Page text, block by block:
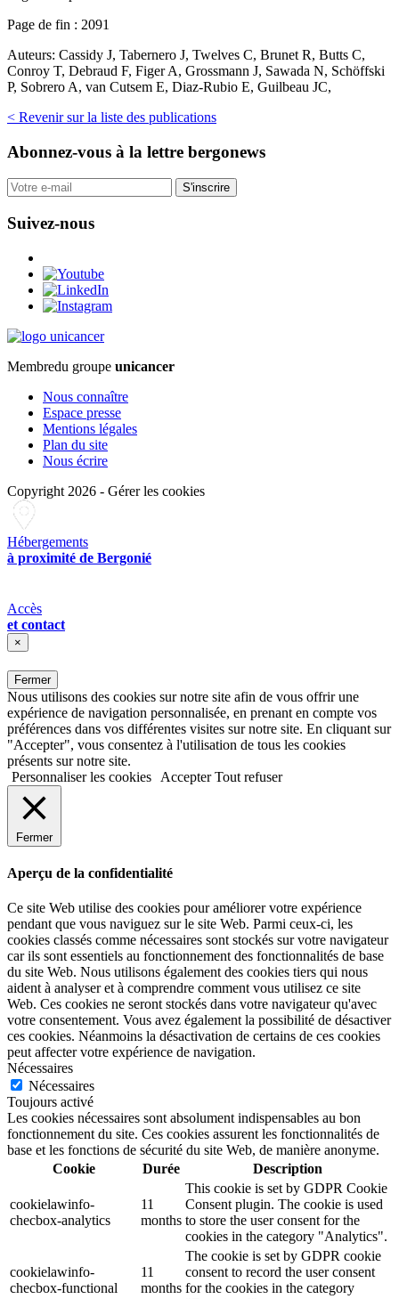
Page de fin : 2091
Auteurs: Cassidy J, Tabernero J, Twelves C, Brunet R, Butts C,
Conroy T, Debraud F, Figer A, Grossmann J, Sawada N, Schöffski
P, Sobrero A, van Cutsem E, Diaz-Rubio E, Guilbeau JC,
< Revenir sur la liste des publications
Abonnez-vous à la lettre bergonews
S'inscrire
Suivez-nous
Membredu groupe unicancer
Nous connaître
Espace presse
Mentions légales
Plan du site
Nous écrire
Copyright 2026 - Gérer les cookies
Hébergements
à proximité de Bergonié
Accès
et contact
×
Fermer
Nous utilisons des cookies sur notre site afin de vous offrir une
expérience de navigation personnalisée, en prenant en compte vos
préférences dans vos différentes visites sur notre site. En cliquant sur
"Accepter", vous consentez à l'utilisation de tous les cookies
présents sur notre site.
Personnaliser les cookies
Accepter Tout refuser
Fermer
Aperçu de la confidentialité
Ce site Web utilise des cookies pour améliorer votre expérience
pendant que vous naviguez sur le site Web. Parmi ceux-ci, les
cookies classés comme nécessaires sont stockés sur votre navigateur
car ils sont essentiels au fonctionnement des fonctionnalités de base
du site Web. Nous utilisons également des cookies tiers qui nous
aident à analyser et à comprendre comment vous utilisez ce site
Web. Ces cookies ne seront stockés dans votre navigateur qu'avec
votre consentement. Vous avez également la possibilité de désactiver
ces cookies. Néanmoins la désactivation de certains de ces cookies
peut affecter votre expérience de navigation.
Nécessaires
Nécessaires
Toujours activé
Les cookies nécessaires sont absolument indispensables au bon
fonctionnement du site. Ces cookies assurent les fonctionnalités de
base et les fonctions de sécurité du site Web, de manière anonyme.
Cookie
Durée Description
cookielawinfo-
checbox-analytics
11
months
This cookie is set by GDPR Cookie
Consent plugin. The cookie is used
to store the user consent for the
cookies in the category "Analytics".
cookielawinfo-
checbox-functional
11
months
The cookie is set by GDPR cookie
consent to record the user consent
for the cookies in the category